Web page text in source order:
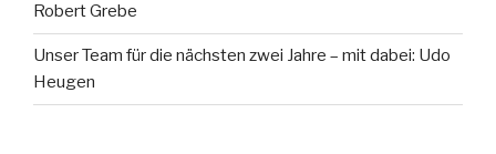
Robert Grebe
Unser Team für die nächsten zwei Jahre – mit dabei: Udo
Heugen